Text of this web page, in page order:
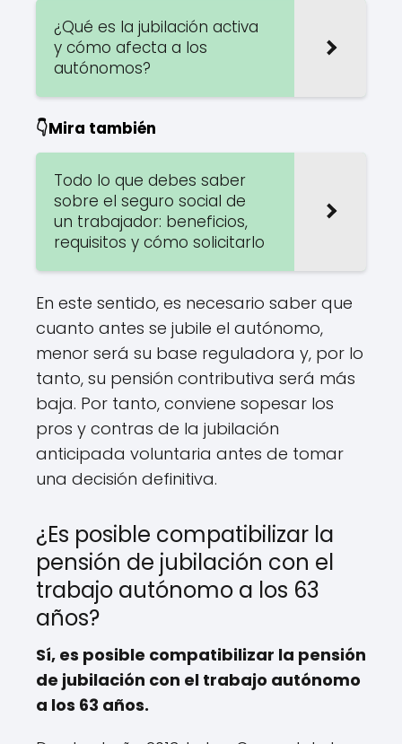
¿Qué es la jubilación activa
y cómo afecta a los
autónomos?
👇Mira también
Todo lo que debes saber
sobre el seguro social de
un trabajador: beneficios,
requisitos y cómo solicitarlo
En este sentido, es necesario saber que
cuanto antes se jubile el autónomo,
menor será su base reguladora y, por lo
tanto, su pensión contributiva será más
baja. Por tanto, conviene sopesar los
pros y contras de la jubilación
anticipada voluntaria antes de tomar
una decisión definitiva.
¿Es posible compatibilizar la
pensión de jubilación con el
trabajo autónomo a los 63
años?
Sí, es posible compatibilizar la pensión
de jubilación con el trabajo autónomo
a los 63 años.